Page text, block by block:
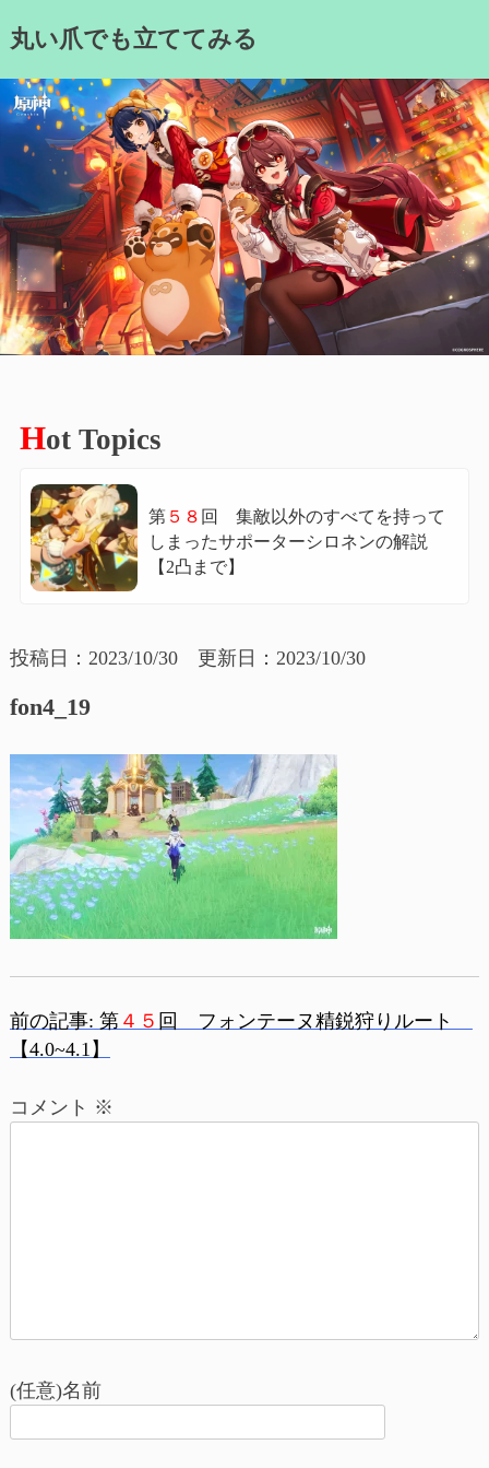
to丸い爪でも立ててみる
Hot Topics
第５８ 回 集敵以外のすべてを持って
しまったサポーターシロネンの解説
【2凸まで】
投稿日：2023/10/30 更新日：2023/10/30
fon4_19
投
ン
前の記事: 第４５ 回 フォンテーヌ精鋭狩りルート
【4.0~4.1】
コメント ※
(任意)名前